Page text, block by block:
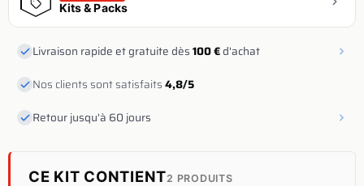
Kits & Packs
Livraison rapide et gratuite dès100 €d'achat
Nos clients sont satisfaits4,8/5
Retour jusqu'à 60 jours
CE KIT CONTIENT2 PRODUITS